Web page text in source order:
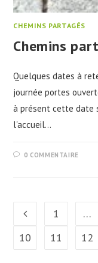
CHEMINS PARTAGÉS
Chemins
Quelques dates à
journée portes
à présent cette date
l'accueil…
0 COMMENTAIRE
Go to the previous
1 …
10
11 12